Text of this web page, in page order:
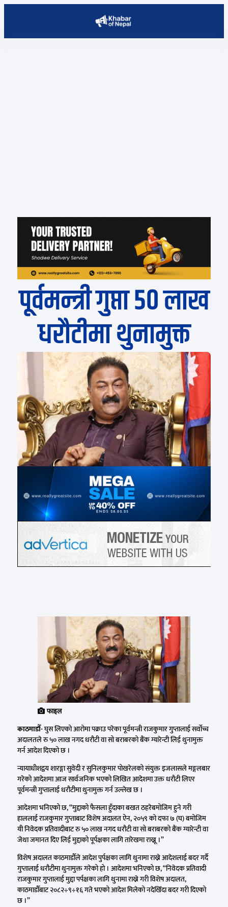
पूर्वमन्त्री गुप्ता ५० लाख
धरौटीमा थुनामुक्त
फाइल
काठमाडौँ-घुस लिएको आरोमा पक्राउ परेका पूर्वमन्त्री राजकुमार गुप्तालाई सर्वोच्च
अदालतले रु ५० लाख नगद धरौटी वा सो बराबरको बैंक ग्यारेन्टी लिई थुनामुक्त
गर्न आदेश दिएको छ ।
न्यायाधीशद्वय शारङ्गा सुवेदी र सुनिलकुमार पोखरेलको संयुक्त इजलासले मङ्गलबार
गरेको आदेशमा आज सार्वजनिक भएको लिखित आदेशमा उक्त धरौटी लिएर
पूर्वमन्त्री गुप्तालाई धरौटीमा थुनामुक्त गर्न उल्लेख छ ।
आदेशमा भनिएको छ, “मुद्दाको फैसला हुँदाका बखत ठहरेबमोजिम हुने गरी
हाललाई राजकुमार गुप्ताबाट विशेष अदालत ऐन, २०५९ को दफा ७ (घ) बमोजिम
यी निवेदक प्रतिवादीबाट रु ५० लाख नगद धरौटी वा सो बराबरको बैंक ग्यारेन्टी वा
जेथा जमानत दिए लिई मुद्दाको पूर्पक्षका लागि तारेखमा राख्नू ।”
विशेष अदालत काठमाडौँले आदेश पुर्पक्षका लागि थुनामा राख्ने आदेशलाई बदर गर्दै
गुप्तालाई धरौटीमा थुनामुक्त गरेको हो । आदेशमा भनिएको छ, “निवेदक प्रतिवादी
राजकुमार गुप्तालाई मुद्दा पर्पक्षका लागि थुनामा राख्ने गरी विशेष अदालत,
काठमाडौँबाट २०८२÷९÷१६ गते भएको आदेश मिलेको नदेखिँदा बदर गरी दिएको
छ ।”